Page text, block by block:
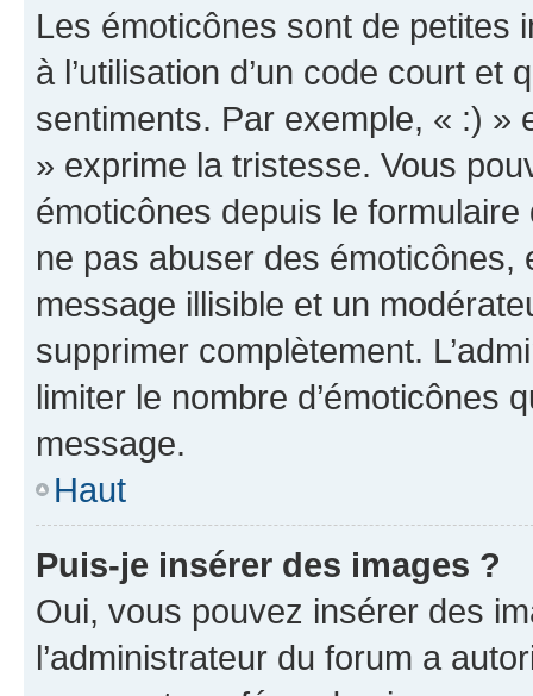
Les émoticônes sont de petites
à l’utilisation d’un code court et
sentiments. Par exemple, « :) »
» exprime la tristesse. Vous
émoticônes depuis le
ne pas abuser des
message illisible et un
supprimer complètement.
limiter le nombre d’émoticônes
message.
Haut
Puis-je insérer des images ?
Oui, vous pouvez insérer des
l’administrateur du forum a